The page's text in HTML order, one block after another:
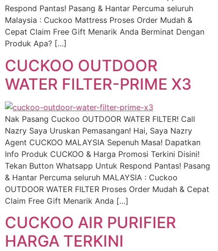
Respond Pantas! Pasang & Hantar Percuma seluruh
Malaysia : Cuckoo Mattress Proses Order Mudah &
Cepat Claim Free Gift Menarik Anda Berminat Dengan
Produk Apa? […]
CUCKOO OUTDOOR
WATER FILTER-PRIME X3
Nak Pasang Cuckoo OUTDOOR WATER FILTER! Call
Nazry Saya Uruskan Pemasangan! Hai, Saya Nazry
Agent CUCKOO MALAYSIA Sepenuh Masa! Dapatkan
Info Produk CUCKOO & Harga Promosi Terkini Disini!
Tekan Button Whatsapp Untuk Respond Pantas! Pasang
& Hantar Percuma seluruh MALAYSIA : Cuckoo
OUTDOOR WATER FILTER Proses Order Mudah & Cepat
Claim Free Gift Menarik Anda […]
CUCKOO AIR PURIFIER
HARGA TERKINI